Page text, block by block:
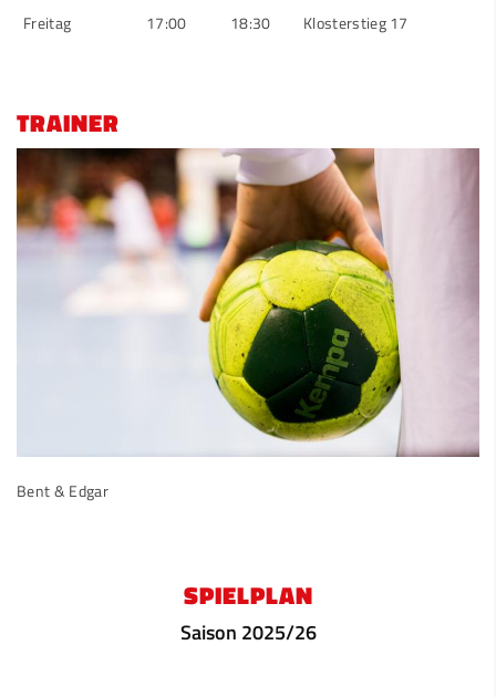
Freitag
17:00 18:30 Klosterstieg 17
TRAINER
Bent & Edgar
SPIELPLAN
Saison 2025/26